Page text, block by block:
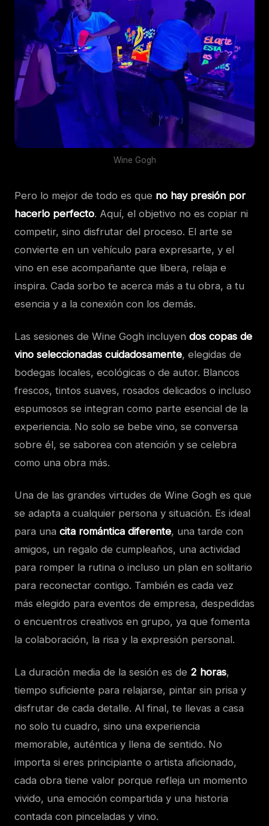
Wine Gogh
Pero lo mejor de todo es que no hay presión por
hacerlo perfecto. Aquí, el objetivo no es copiar ni
competir, sino disfrutar del proceso. El arte se
convierte en un vehículo para expresarte, y el
vino en ese acompañante que libera, relaja e
inspira. Cada sorbo te acerca más a tu obra, a tu
esencia y a la conexión con los demás.
Las sesiones de Wine Gogh incluyen dos copas de
vino seleccionadas cuidadosamente, elegidas de
bodegas locales, ecológicas o de autor. Blancos
frescos, tintos suaves, rosados delicados o incluso
espumosos se integran como parte esencial de la
experiencia. No solo se bebe vino, se conversa
sobre él, se saborea con atención y se celebra
como una obra más.
Una de las grandes virtudes de Wine Gogh es que
se adapta a cualquier persona y situación. Es ideal
para una cita romántica diferente, una tarde con
amigos, un regalo de cumpleaños, una actividad
para romper la rutina o incluso un plan en solitario
para reconectar contigo. También es cada vez
más elegido para eventos de empresa, despedidas
o encuentros creativos en grupo, ya que fomenta
la colaboración, la risa y la expresión personal.
La duración media de la sesión es de 2 horas,
tiempo suficiente para relajarse, pintar sin prisa y
disfrutar de cada detalle. Al final, te llevas a casa
no solo tu cuadro, sino una experiencia
memorable, auténtica y llena de sentido. No
importa si eres principiante o artista aficionado,
cada obra tiene valor porque refleja un momento
vivido, una emoción compartida y una historia
contada con pinceladas y vino.